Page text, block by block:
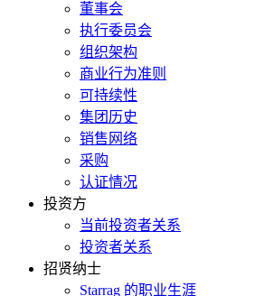
董事会
执行委员会
组织架构
商业行为准则
可持续性
集团历史
销售网络
采购
认证情况
投资方
当前投资者关系
投资者关系
招贤纳士
Starrag 的职业生涯